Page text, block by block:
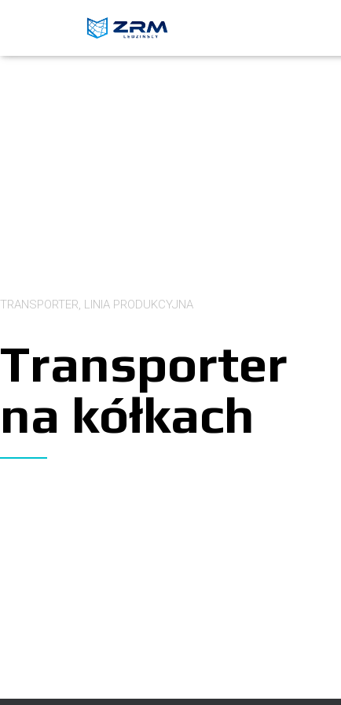
TRANSPORTER, LINIA PRODUKCYJNA
Transporter
na kółkach